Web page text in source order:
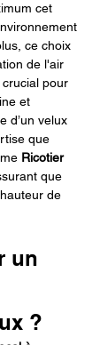
cet
ce choix
de l'air
pour
et
d’un velux
que
Ricotier
que
de
un
?